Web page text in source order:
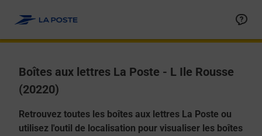
Boîtes aux lettres La Poste - L Ile Rousse
(20220)
Retrouvez toutes les boîtes aux lettres La Poste ou
utilisez l'outil de localisation pour visualiser les boîtes